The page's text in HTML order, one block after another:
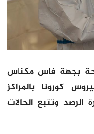
بجهة فاس مكناس
كورونا بالمراكز
وتتبع الحالات